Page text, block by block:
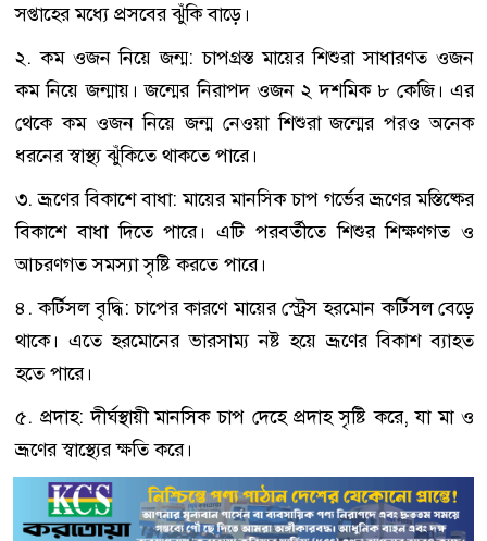
সপ্তাহের মধ্যে প্রসবের ঝুঁকি বাড়ে।
২. কম ওজন নিয়ে জন্ম: চাপগ্রস্ত মায়ের শিশুরা সাধারণত ওজন
কম নিয়ে জন্মায়। জন্মের নিরাপদ ওজন ২ দশমিক ৮ কেজি। এর
থেকে কম ওজন নিয়ে জন্ম নেওয়া শিশুরা জন্মের পরও অনেক
ধরনের স্বাস্থ্য ঝুঁকিতে থাকতে পারে।
৩. ভ্রূণের বিকাশে বাধা: মায়ের মানসিক চাপ গর্ভের ভ্রূণের মস্তিষ্কের
বিকাশে বাধা দিতে পারে। এটি পরবর্তীতে শিশুর শিক্ষণগত ও
আচরণগত সমস্যা সৃষ্টি করতে পারে।
৪. কর্টিসল বৃদ্ধি: চাপের কারণে মায়ের স্ট্রেস হরমোন কর্টিসল বেড়ে
থাকে। এতে হরমোনের ভারসাম্য নষ্ট হয়ে ভ্রূণের বিকাশ ব্যাহত
হতে পারে।
৫. প্রদাহ: দীর্ঘস্থায়ী মানসিক চাপ দেহে প্রদাহ সৃষ্টি করে, যা মা ও
ভ্রূণের স্বাস্থ্যের ক্ষতি করে।